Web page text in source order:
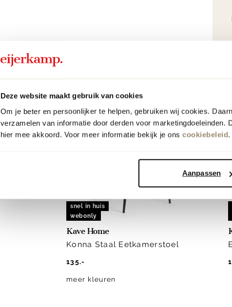
Deze website maakt gebruik van cookies
Om je beter en persoonlijker te helpen, gebruiken wij cookies.
verzamelen van informatie door derden voor
hier mee akkoord. Voor meer informatie bekijk je ons cookiebeleid.
Aanpassen
snel in huis
webonly
Kave Home
Konna Staal Eetkamerstoel
135.-
meer kleuren